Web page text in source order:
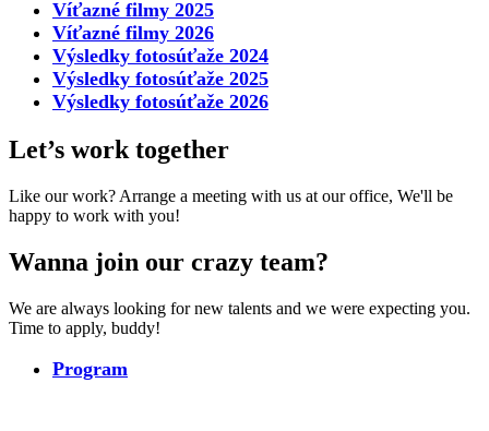
Víťazné filmy 2025
Víťazné filmy 2026
Výsledky fotosúťaže 2024
Výsledky fotosúťaže 2025
Výsledky fotosúťaže 2026
Let’s work together
Like our work? Arrange a meeting with us at our office, We'll be
happy to work with you!
Wanna join our crazy team?
We are always looking for new talents and we were expecting you.
Time to apply, buddy!
Program